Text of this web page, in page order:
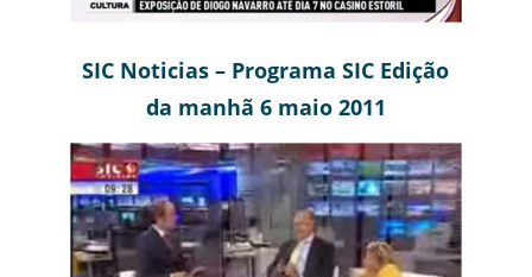
SIC Noticias – Programa SIC Edição
da manhã 6 maio 2011